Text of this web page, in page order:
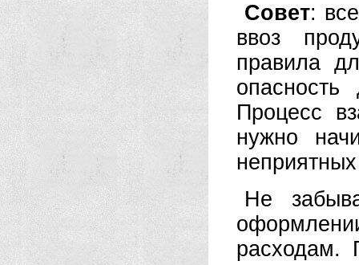
Совет:
ввоз
правила
Процесс
нужно
Не
расходам.